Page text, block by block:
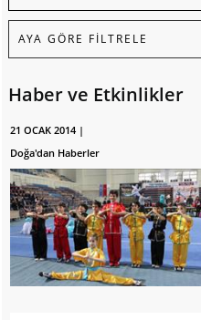
Haber ve Etkinlikler
21 OCAK 2014 |
Doğa'dan Haberler